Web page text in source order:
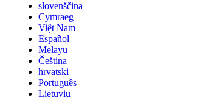
slovenščina
Cymraeg
Việt Nam
Español
Melayu
Čeština
hrvatski
Português
Lietuvių